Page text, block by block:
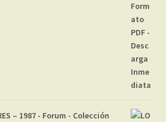
– 1987 - Forum - Colección